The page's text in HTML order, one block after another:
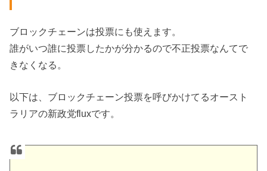
ブロックチェーンは投票にも使えます。
誰がいつ誰に投票したかが分かるので不正投票なんてで
きなくなる。
以下は、ブロックチェーン投票を呼びかけてるオースト
ラリアの新政党fluxです。